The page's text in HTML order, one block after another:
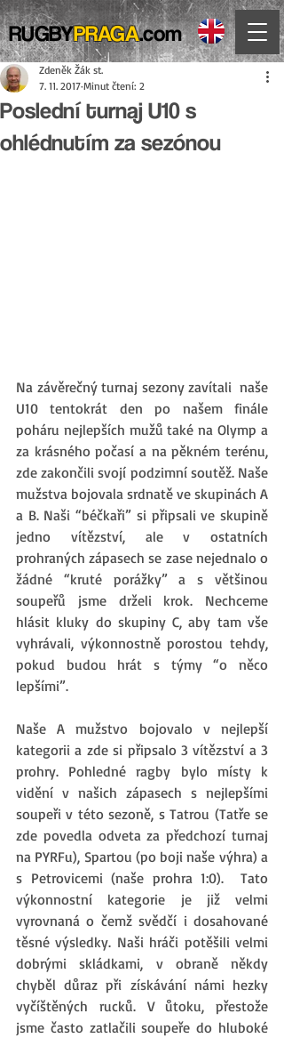
RUGBYPRAGA.com
Poslední turnaj U10 s
ohlédnutím za sezónou
Zdeněk Žák st.
7. 11. 2017 Minut čtení: 2
Na závěrečný turnaj sezony zavítali  naše
U10 tentokrát den po našem finále
poháru nejlepších mužů také na Olymp a
za krásného počasí a na pěkném terénu,
zde zakončili svojí podzimní soutěž. Naše
mužstva bojovala srdnatě ve skupinách A
a B. Naši “béčkaři” si připsali ve skupině
jedno vítězství, ale v ostatních
prohraných zápasech se zase nejednalo o
žádné “kruté porážky” a s většinou
soupeřů jsme drželi krok. Nechceme
hlásit kluky do skupiny C, aby tam vše
vyhrávali, výkonnostně porostou tehdy,
pokud budou hrát s týmy “o něco
lepšími”.
Naše A mužstvo bojovalo v nejlepší
kategorii a zde si připsalo 3 vítězství a 3
prohry. Pohledné ragby bylo místy k
vidění v našich zápasech s nejlepšími
soupeři v této sezoně, s Tatrou (Tatře se
zde povedla odveta za předchozí turnaj
na PYRFu), Spartou (po boji naše výhra) a
s Petrovicemi (naše prohra 1:0).  Tato
výkonnostní kategorie je již velmi
vyrovnaná o čemž svědčí i dosahované
těsné výsledky. Naši hráči potěšili velmi
dobrými skládkami, v obraně někdy
chyběl důraz při získávání námi hezky
vyčíštěných rucků. V ůtoku, přestože
jsme často zatlačili soupeře do hluboké